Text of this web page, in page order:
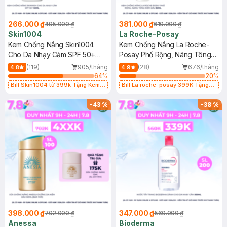
266.000 ₫495.000 ₫
Skin1004
Kem Chống Nắng Skin1004
Cho Da Nhạy Cảm SPF 50+
50ml
4.8 (119)
905/tháng
64%
Bill Skin1004 từ 399k Tặng Kem
SPF 50+ 20ml (SL Có Hạn)
381.000 ₫610.000 ₫
La Roche-Posay
Kem Chống Nắng La Roche-
Posay Phổ Rộng, Nâng Tông
Kiềm Dầu 50ml
4.9 (28)
676/tháng
20%
Bill La roche-posay 399K Tặng
(SL có hạn)
-43%
398.000 ₫702.000 ₫
Anessa
-38%
347.000 ₫560.000 ₫
Bioderma